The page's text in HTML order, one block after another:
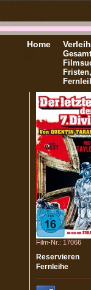
Home Verleih
Film-Nr.: 17066